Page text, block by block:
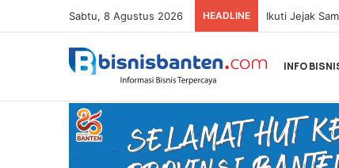
Sabtu, 8 Agustus 2026 HEADLINE
INFO